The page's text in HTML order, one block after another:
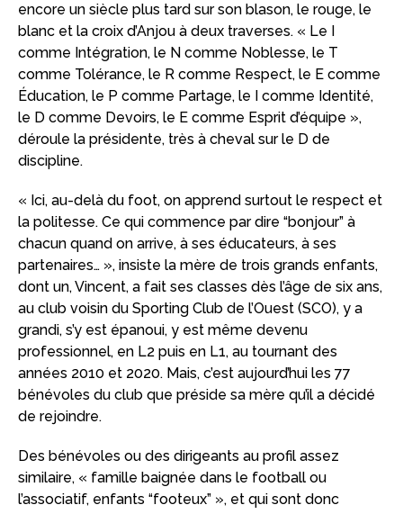
encore un siècle plus tard sur son blason, le rouge, le
blanc et la croix d’Anjou à deux traverses. « Le I
comme Intégration, le N comme Noblesse, le T
comme Tolérance, le R comme Respect, le E comme
Éducation, le P comme Partage, le I comme Identité,
le D comme Devoirs, le E comme Esprit d’équipe »,
déroule la présidente, très à cheval sur le D de
discipline.
« Ici, au-delà du foot, on apprend surtout le respect et
la politesse. Ce qui commence par dire “bonjour” à
chacun quand on arrive, à ses éducateurs, à ses
partenaires… », insiste la mère de trois grands enfants,
dont un, Vincent, a fait ses classes dès l’âge de six ans,
au club voisin du Sporting Club de l’Ouest (SCO), y a
grandi, s’y est épanoui, y est même devenu
professionnel, en L2 puis en L1, au tournant des
années 2010 et 2020. Mais, c’est aujourd’hui les 77
bénévoles du club que préside sa mère qu’il a décidé
de rejoindre.
Des bénévoles ou des dirigeants au profil assez
similaire, « famille baignée dans le football ou
l’associatif, enfants “footeux” », et qui sont donc